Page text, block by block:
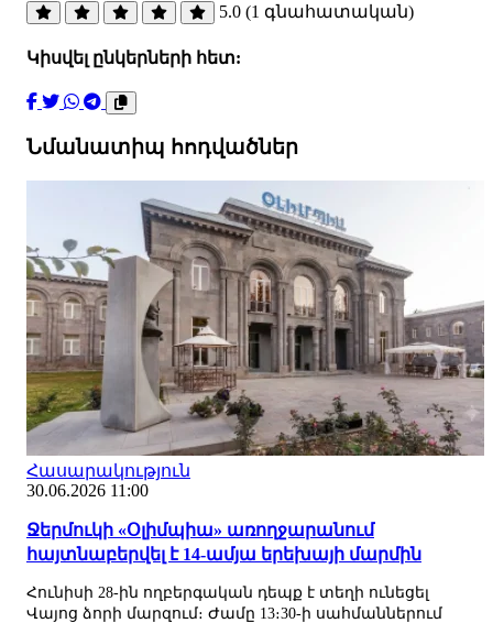
5.0 (1 գնահատական)
Կիսվել ընկերների հետ:
Նմանատիպ հոդվածներ
Հասարակություն
30.06.2026 11:00
Ջերմուկի «Օլիմպիա» առողջարանում
հայտնաբերվել է 14-ամյա երեխայի մարմին
Հունիսի 28-ին ողբերգական դեպք է տեղի ունեցել
Վայոց ձորի մարզում։ Ժամը 13։30-ի սահմաններում